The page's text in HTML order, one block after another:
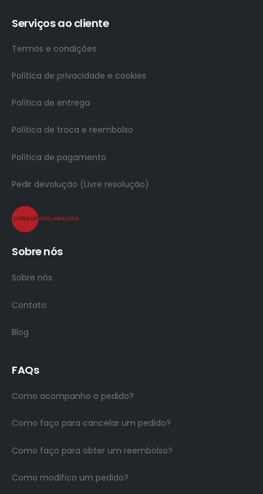
Serviços ao cliente
Termos e condições
Política de privacidade e cookies
Política de entrega
Política de troca e reembolso
Política de pagamento
Pedir devolução (Livre resolução)
Sobre nós
Sobre nós
Contato
Blog
FAQs
Como acompanho o pedido?
Como faço para cancelar um pedido?
Como faço para obter um reembolso?
Como modifico um pedido?